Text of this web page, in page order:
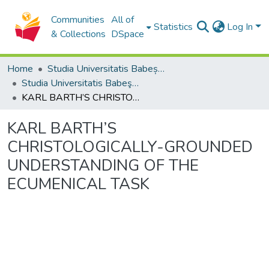
Communities
& Collections
All of
DSpace
Statistics Log In
Home
Studia Universitatis Babeș-Bolyai Collection
Studia Universitatis Babeş-Bolyai Theologia Catholica
KARL BARTH’S CHRISTOLOGICALLY-GROUNDED UNDERSTANDING OF THE ECUMENICAL TASK
KARL BARTH’S
CHRISTOLOGICALLY-GROUNDED
UNDERSTANDING OF THE
ECUMENICAL TASK